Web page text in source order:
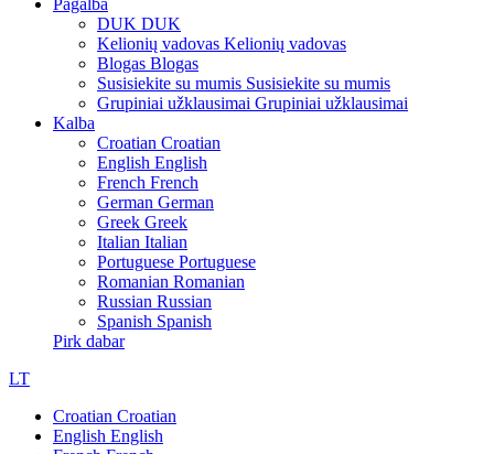
Pagalba
DUK DUK
Kelionių vadovas Kelionių vadovas
Blogas Blogas
Susisiekite su mumis Susisiekite su mumis
Grupiniai užklausimai Grupiniai užklausimai
Kalba
Croatian Croatian
English English
French French
German German
Greek Greek
Italian Italian
Portuguese Portuguese
Romanian Romanian
Russian Russian
Spanish Spanish
Pirk dabar
LT
Croatian Croatian
English English